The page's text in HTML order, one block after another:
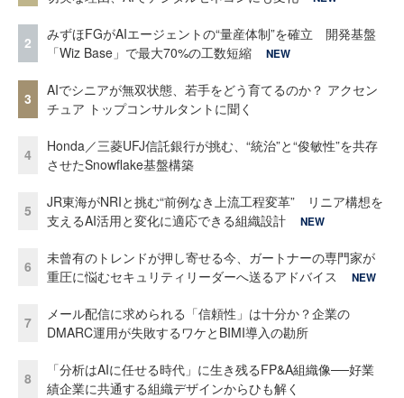
2
みずほFGがAIエージェントの“量産体制”を確立 開発基盤
「Wiz Base」で最大70%の工数短縮
NEW
3
AIでシニアが無双状態、若手をどう育てるのか？ アクセン
チュア トップコンサルタントに聞く
4
Honda／三菱UFJ信託銀行が挑む、“統治”と“俊敏性”を共存
させたSnowflake基盤構築
5
JR東海がNRIと挑む“前例なき上流工程変革” リニア構想を
支えるAI活用と変化に適応できる組織設計
NEW
6
未曾有のトレンドが押し寄せる今、ガートナーの専門家が
重圧に悩むセキュリティリーダーへ送るアドバイス
NEW
7
メール配信に求められる「信頼性」は十分か？企業の
DMARC運用が失敗するワケとBIMI導入の勘所
8
「分析はAIに任せる時代」に生き残るFP&A組織像──好業
績企業に共通する組織デザインからひも解く